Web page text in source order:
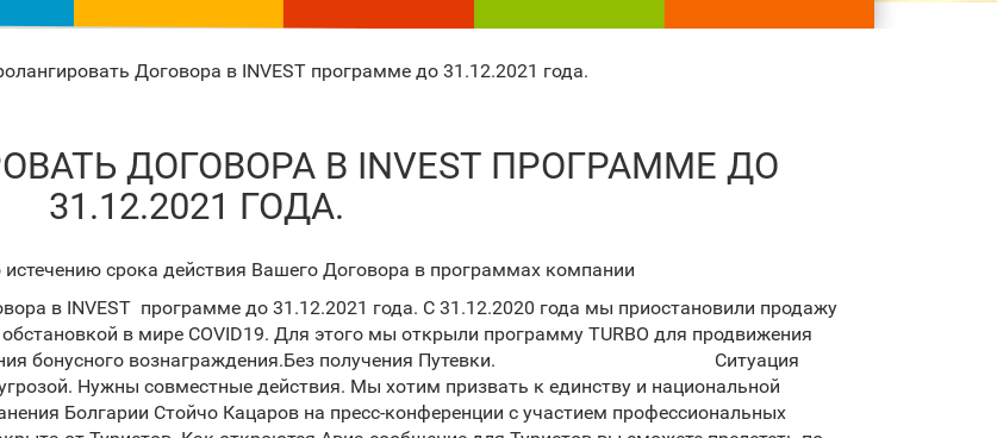
Договора в INVEST программе до 31.12.2021 года.
ДОГОВОРА В INVEST ПРОГРАММЕ ДО
31.12.2021 ГОДА.
срока действия Вашего Договора в программах компании
в INVEST программе до 31.12.2021 года. С 31.12.2020 года мы приостановили продажу
в мире COVID19. Для этого мы открыли программу TURBO для продвижения
бонусного вознаграждения.Без получения Путевки. Ситуация
Нужны совместные действия. Мы хотим призвать к единству и национальной
Болгарии Стойчо Кацаров на пресс-конференции с участием профессиональных